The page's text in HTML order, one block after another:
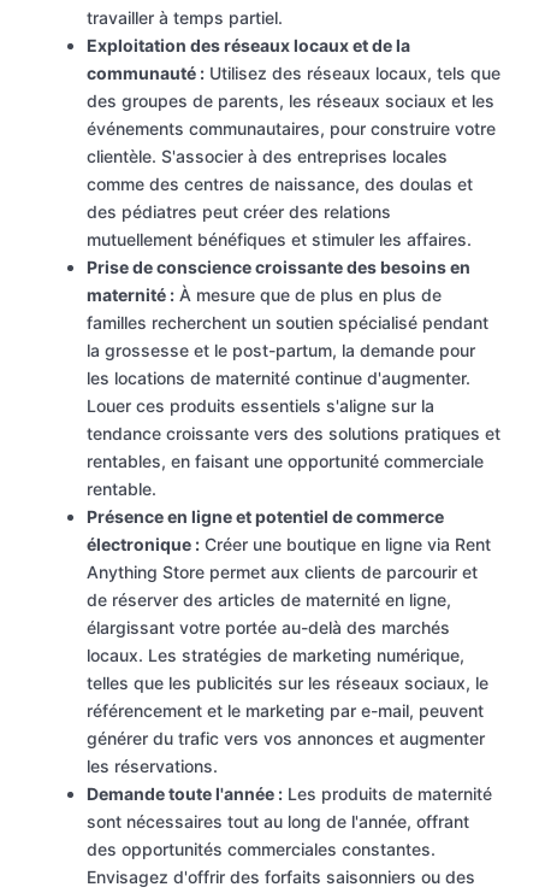
travailler à temps partiel.
Exploitation des réseaux locaux et de la
communauté : Utilisez des réseaux locaux, tels que
des groupes de parents, les réseaux sociaux et les
événements communautaires, pour construire votre
clientèle. S'associer à des entreprises locales
comme des centres de naissance, des doulas et
des pédiatres peut créer des relations
mutuellement bénéfiques et stimuler les affaires.
Prise de conscience croissante des besoins en
maternité : À mesure que de plus en plus de
familles recherchent un soutien spécialisé pendant
la grossesse et le post-partum, la demande pour
les locations de maternité continue d'augmenter.
Louer ces produits essentiels s'aligne sur la
tendance croissante vers des solutions pratiques et
rentables, en faisant une opportunité commerciale
rentable.
Présence en ligne et potentiel de commerce
électronique : Créer une boutique en ligne via Rent
Anything Store permet aux clients de parcourir et
de réserver des articles de maternité en ligne,
élargissant votre portée au-delà des marchés
locaux. Les stratégies de marketing numérique,
telles que les publicités sur les réseaux sociaux, le
référencement et le marketing par e-mail, peuvent
générer du trafic vers vos annonces et augmenter
les réservations.
Demande toute l'année : Les produits de maternité
sont nécessaires tout au long de l'année, offrant
des opportunités commerciales constantes.
Envisagez d'offrir des forfaits saisonniers ou des